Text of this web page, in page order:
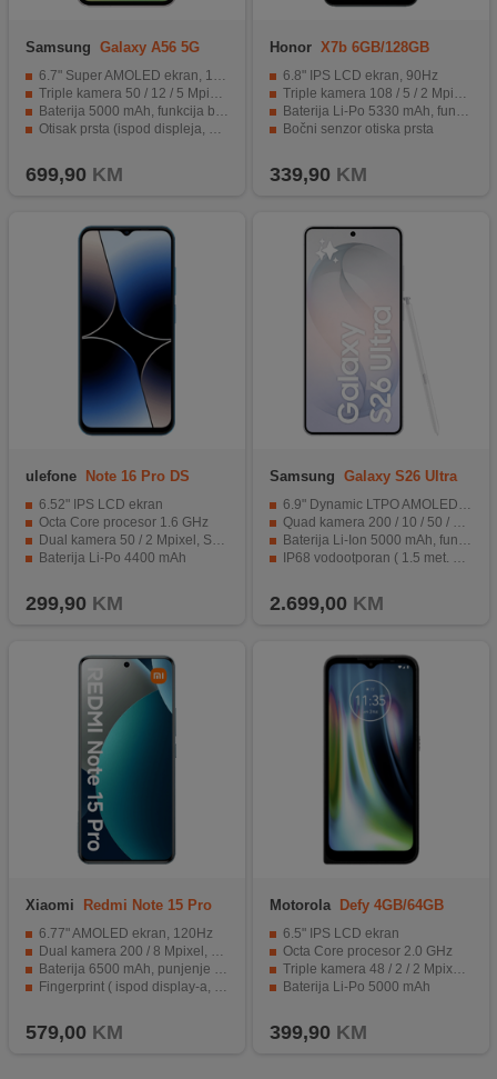
Samsung Galaxy A56 5G
6.7" Super AMOLED ekran, 120Hz, HDR10+
Triple kamera 50 / 12 / 5 Mpixel, Selfie 12 Mpixel
Baterija 5000 mAh, funkcija brzo punjenje 45 W
Otisak prsta (ispod displeja, optički), akcelerometar, žiroskop, kompas, Circle to Search
699,90 KM
Honor X7b 6GB/128GB
6.8" IPS LCD ekran, 90Hz
Triple kamera 108 / 5 / 2 Mpixel, Selfie 8 Mpixel
Baterija Li-Po 5330 mAh, funkcija brzo punjenje 35 W
Bočni senzor otiska prsta
339,90 KM
ulefone
Note 16 Pro DS
6.52" IPS LCD ekran
Octa Core procesor 1.6 GHz
Dual kamera 50 / 2 Mpixel, Selfie 8 Mpixel
Baterija Li-Po 4400 mAh
299,90 KM
Samsung Galaxy S26 Ultra
6.9" Dynamic LTPO AMOLED 2X, 120Hz, HDR10+, 2600 nits
Quad kamera 200 / 10 / 50 / 50 Mpixel, Selfie 12 Mpixel
Baterija Li-Ion 5000 mAh, funkcija brzo punjenje 60 W
IP68 vodootporan ( 1.5 met. do 30 min. )
2.699,00 KM
Xiaomi
Redmi Note 15 Pro
6.77" AMOLED ekran, 120Hz
Dual kamera 200 / 8 Mpixel, Selfie 32 Mpixel
Baterija 6500 mAh, punjenje 33 W
Fingerprint ( ispod display-a, optički ), žiroskop
579,00 KM
Motorola
Defy 4GB/64GB
6.5" IPS LCD ekran
Octa Core procesor 2.0 GHz
Triple kamera 48 / 2 / 2 Mpixel, Selfie 8 Mpixel
Baterija Li-Po 5000 mAh
399,90 KM